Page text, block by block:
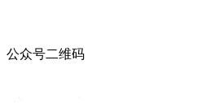
公众号二维码